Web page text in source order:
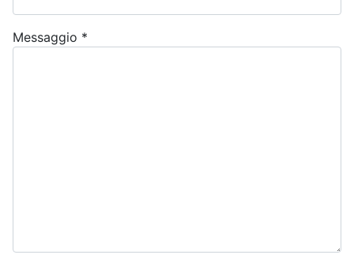
Messaggio *